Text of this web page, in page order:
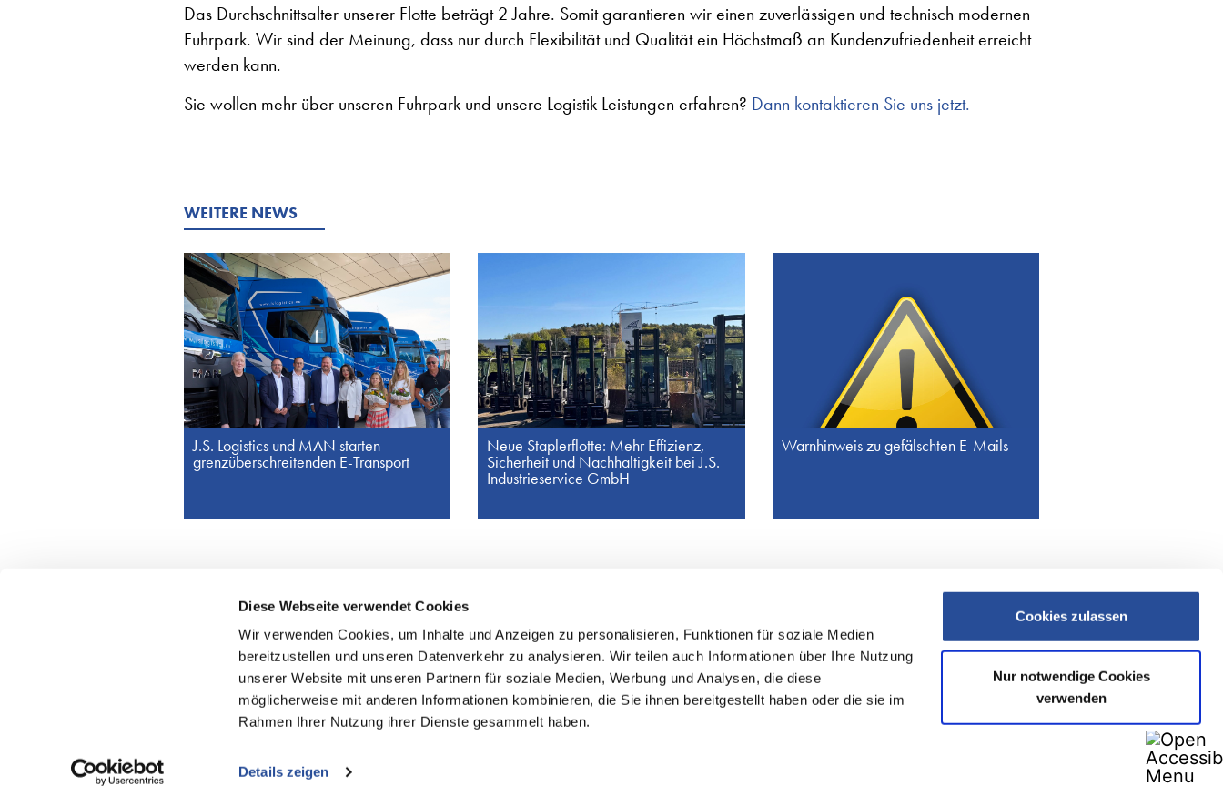
Diese Webseite verwendet Cookies
Wir verwenden Cookies, um Inhalte und Anzeigen zu personalisieren, Funktionen für soziale Medien
bereitzustellen und unseren Datenverkehr zu analysieren. Wir teilen auch Informationen über Ihre Nutzung
unserer Website mit unseren Partnern für soziale Medien, Werbung und Analysen, die diese
möglicherweise mit anderen Informationen kombinieren, die Sie ihnen bereitgestellt haben oder die sie im
Rahmen Ihrer Nutzung ihrer Dienste gesammelt haben.
Details zeigen
Cookies zulassen
Nur notwendige Cookies
verwenden
Das Durchschnittsalter unserer Flotte beträgt 2 Jahre. Somit garantieren wir einen zuverlässigen und technisch modernen
Fuhrpark. Wir sind der Meinung, dass nur durch Flexibilität und Qualität ein Höchstmaß an Kundenzufriedenheit erreicht
werden kann.
Sie wollen mehr über unseren Fuhrpark und unsere Logistik Leistungen erfahren? Dann kontaktieren Sie uns jetzt.
WEITERE NEWS
J.S. Logistics und MAN starten
grenzüberschreitenden E-Transport
Neue Staplerflotte: Mehr Effizienz,
Sicherheit und Nachhaltigkeit bei J.S.
Industrieservice GmbH
Warnhinweis zu gefälschten E-Mails
Kontakt ADSp
Weitere Leistungen
Tägliche Transporte in die Türkei
J.S. Mobility Fahrservice
Unser Kerngeschäft
Logistik
Allgemeine Infos
Unternehmens-News